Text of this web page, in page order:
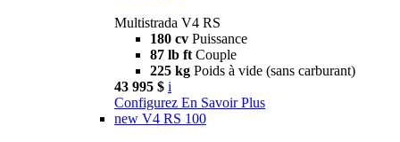
Multistrada V4 RS
180 cv Puissance
87 lb ft Couple
225 kg Poids à vide (sans carburant)
43 995 $ i
Configurez En Savoir Plus
new V4 RS 100